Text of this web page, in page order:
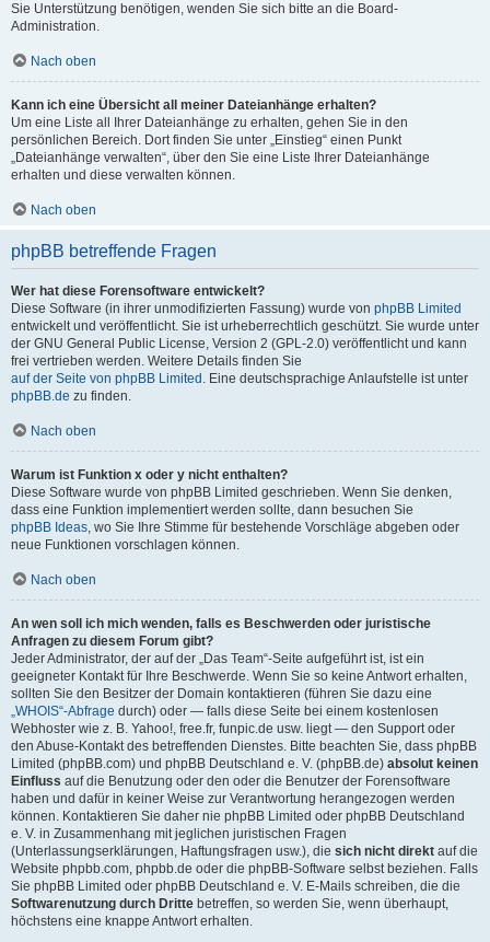
Sie Unterstützung benötigen, wenden Sie sich bitte an die Board-
Administration.
Nach oben
Kann ich eine Übersicht all meiner Dateianhänge erhalten?
Um eine Liste all Ihrer Dateianhänge zu erhalten, gehen Sie in den
persönlichen Bereich. Dort finden Sie unter „Einstieg“ einen Punkt
„Dateianhänge verwalten“, über den Sie eine Liste Ihrer Dateianhänge
erhalten und diese verwalten können.
Nach oben
phpBB betreffende Fragen
Wer hat diese Forensoftware entwickelt?
Diese Software (in ihrer unmodifizierten Fassung) wurde von phpBB Limited
entwickelt und veröffentlicht. Sie ist urheberrechtlich geschützt. Sie wurde unter
der GNU General Public License, Version 2 (GPL-2.0) veröffentlicht und kann
frei vertrieben werden. Weitere Details finden Sie
auf der Seite von phpBB Limited . Eine deutschsprachige Anlaufstelle ist unter
phpBB.de zu finden.
Nach oben
Warum ist Funktion x oder y nicht enthalten?
Diese Software wurde von phpBB Limited geschrieben. Wenn Sie denken,
dass eine Funktion implementiert werden sollte, dann besuchen Sie
phpBB Ideas, wo Sie Ihre Stimme für bestehende Vorschläge abgeben oder
neue Funktionen vorschlagen können.
Nach oben
An wen soll ich mich wenden, falls es Beschwerden oder juristische
Anfragen zu diesem Forum gibt?
Jeder Administrator, der auf der „Das Team“-Seite aufgeführt ist, ist ein
geeigneter Kontakt für Ihre Beschwerde. Wenn Sie so keine Antwort erhalten,
sollten Sie den Besitzer der Domain kontaktieren (führen Sie dazu eine
„WHOIS“-Abfrage durch) oder — falls diese Seite bei einem kostenlosen
Webhoster wie z. B. Yahoo!, free.fr, funpic.de usw. liegt — den Support oder
den Abuse-Kontakt des betreffenden Dienstes. Bitte beachten Sie, dass phpBB
Limited (phpBB.com) und phpBB Deutschland e. V. (phpBB.de) absolut keinen
Einfluss auf die Benutzung oder den oder die Benutzer der Forensoftware
haben und dafür in keiner Weise zur Verantwortung herangezogen werden
können. Kontaktieren Sie daher nie phpBB Limited oder phpBB Deutschland
e. V. in Zusammenhang mit jeglichen juristischen Fragen
(Unterlassungserklärungen, Haftungsfragen usw.), die sich nicht direkt auf die
Website phpbb.com, phpbb.de oder die phpBB-Software selbst beziehen. Falls
Sie phpBB Limited oder phpBB Deutschland e. V. E-Mails schreiben, die die
Softwarenutzung durch Dritte betreffen, so werden Sie, wenn überhaupt,
höchstens eine knappe Antwort erhalten.